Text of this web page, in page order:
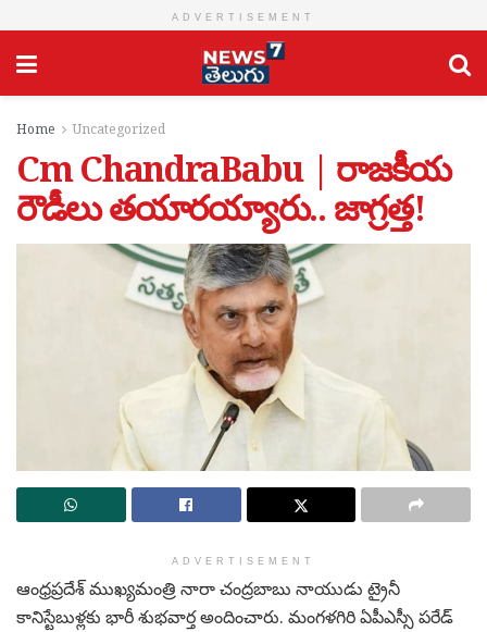
ADVERTISEMENT
Home Uncategorized
Cm ChandraBabu | రాజకీయ
రౌడీలు తయారయ్యారు.. జాగ్రత్త!
ADVERTISEMENT
ఆంధ్రప్రదేశ్ ముఖ్యమంత్రి నారా చంద్రబాబు నాయుడు ట్రైనీ
కానిస్టేబుళ్లకు భారీ శుభవార్త అందించారు. మంగళగిరి ఏపీఎస్సీ పరేడ్